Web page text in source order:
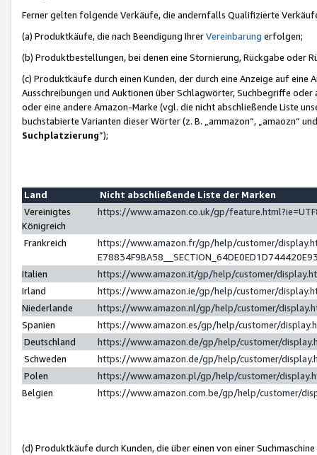
Ferner gelten folgende Verkäufe, die andernfalls Qualifizierte
(a) Produktkäufe, die nach Beendigung IhrerVereinbarung erfolgen;
(b) Produktbestellungen, bei denen eine Stornierung, Rückgabe oder
(c) Produktkäufe durch einen Kunden, der durch eine Anzeige auf
Ausschreibungen und Auktionen über Schlagwörter, Suchbegriffe
oder eine andere Amazon-Marke (vgl. die nicht abschließende Liste
buchstabierte Varianten dieser Wörter (z. B. „ammazon“, „amaozn“
Suchplatzierung”);
Land
Nicht abschließende Liste der Marken
Vereinigtes
Königreich
https://www.amazon.co.uk/gp/
Frankreich
https://www.amazon.fr/gp/help/customer/
Italien
https://www.amazon.it/gp/help/customer/
Irland
https://www.amazon.ie/gp/help/customer/
Niederlande
https://www.amazon.nl/gp/help/customer/
Spanien
https://www.amazon.es/gp/help/customer/
Deutschland
https://www.amazon.de/gp/help/customer/
Schweden
https://www.amazon.de/gp/help/customer/
Polen
https://www.amazon.pl/gp/help/customer/
Belgien
https://www.amazon.com.be/gp/help/customer/
(d) Produktkäufe durch Kunden, die über einen von einer